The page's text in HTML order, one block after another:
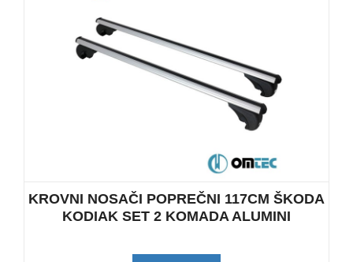
KROVNI NOSAČI POPREČNI 117CM ŠKODA
KODIAK SET 2 KOMADA ALUMINI